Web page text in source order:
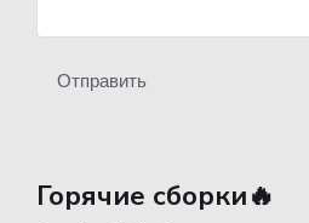
Отправить
Горячие сборки🔥